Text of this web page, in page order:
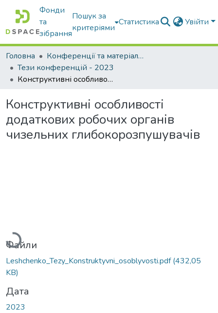
Фонди
та
зібрання
Пошук за
критеріями
Статистика Увійти
Головна
Конференції та матеріали конференцій
Тези конференцій - 2023
Конструктивні особливості додаткових робочих органів чизельних глибокорозпушувачів
Конструктивні особливості
додаткових робочих органів
чизельних глибокорозпушувачів
Вантажиться...
Файли
Leshchenko_Tezy_Konstruktyvni_osoblyvosti.pdf(432,05
KB)
Дата
2023